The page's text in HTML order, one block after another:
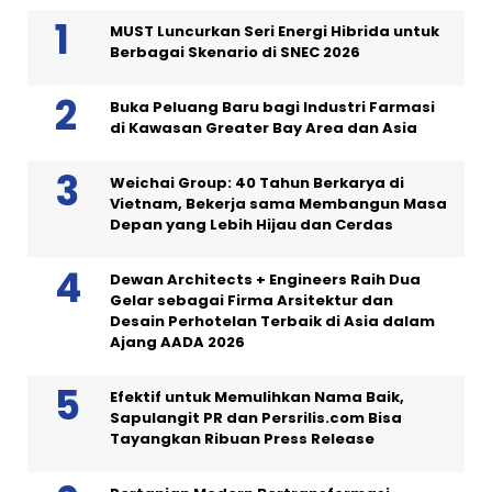
MUST Luncurkan Seri Energi Hibrida untuk
Berbagai Skenario di SNEC 2026
Buka Peluang Baru bagi Industri Farmasi
di Kawasan Greater Bay Area dan Asia
Weichai Group: 40 Tahun Berkarya di
Vietnam, Bekerja sama Membangun Masa
Depan yang Lebih Hijau dan Cerdas
Dewan Architects + Engineers Raih Dua
Gelar sebagai Firma Arsitektur dan
Desain Perhotelan Terbaik di Asia dalam
Ajang AADA 2026
Efektif untuk Memulihkan Nama Baik,
Sapulangit PR dan Persrilis.com Bisa
Tayangkan Ribuan Press Release